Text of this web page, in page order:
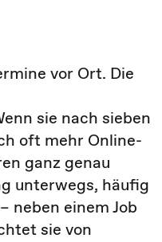
vor Ort. Die
sie nach sieben
oft mehr Online-
ganz genau
unterwegs, häufig
neben einem Job
sie von